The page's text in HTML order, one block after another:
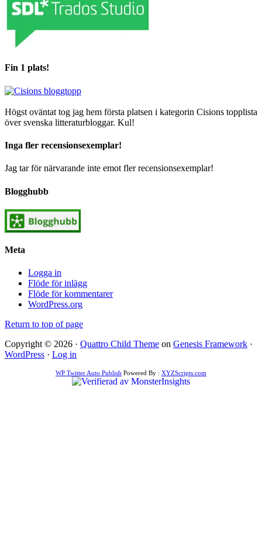
Fin 1 plats!
Högst oväntat tog jag hem första platsen i kategorin Cisions topplista
över svenska litteraturbloggar. Kul!
Inga fler recensionsexemplar!
Jag tar för närvarande inte emot fler recensionsexemplar!
Blogghubb
Meta
Logga in
Flöde för inlägg
Flöde för kommentarer
WordPress.org
Return to top of page
Copyright © 2026 · Quattro Child Theme on Genesis Framework ·
WordPress · Log in
WP Twitter Auto Publish Powered By : XYZScripts.com